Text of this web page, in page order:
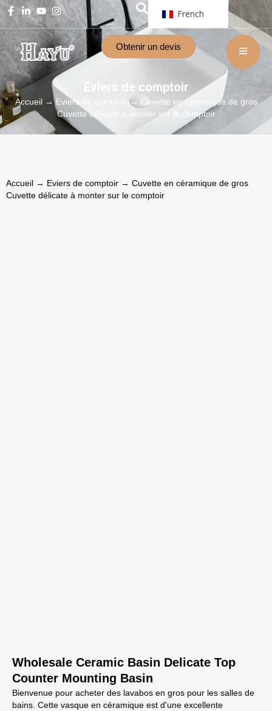
French
Obtenir un devis
Eviers de comptoir
Accueil→Eviers de comptoir
→ Cuvette en céramique de gros
Cuvette délicate à monter sur le comptoir
Accueil → Eviers de comptoir → Cuvette en céramique de gros
Cuvette délicate à monter sur le comptoir
Wholesale Ceramic Basin Delicate Top
Counter Mounting Basin
Bienvenue pour acheter des lavabos en gros pour les salles de
bains. Cette vasque en céramique est d'une excellente